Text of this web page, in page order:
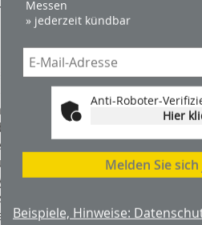
erforderlich machte.
Burg Sayn bildet mit dem
Anlage aus Burg und Schloss.
zurück, das Fürst
erwarb und vom
Generalintendanten des
dieser Arbeiten erhielt das
Hütte hergestellt wurden.
– eine Besonderheit, denn
mit gusseisernen
Messen
» jederzeit kündbar
Anti-Roboter-
Hier
Melden Sie
Beispiele, Hinweise: